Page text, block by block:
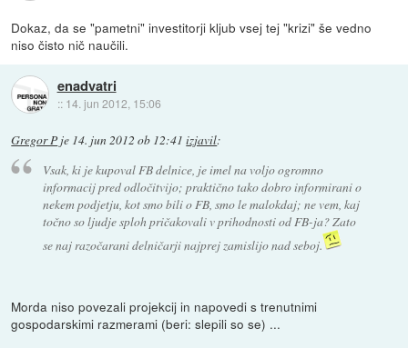
Dokaz, da se "pametni" investitorji kljub vsej tej "krizi" še vedno
niso čisto nič naučili.
enadvatri
:: 14. jun 2012, 15:06
Gregor P je 14. jun 2012 ob 12:41 izjavil:
Vsak, ki je kupoval FB delnice, je imel na voljo ogromno
informacij pred odločitvijo; praktično tako dobro informirani o
nekem podjetju, kot smo bili o FB, smo le malokdaj; ne vem, kaj
točno so ljudje sploh pričakovali v prihodnosti od FB-ja? Zato
se naj razočarani delničarji najprej zamislijo nad seboj.
Morda niso povezali projekcij in napovedi s trenutnimi
gospodarskimi razmerami (beri: slepili so se) ...